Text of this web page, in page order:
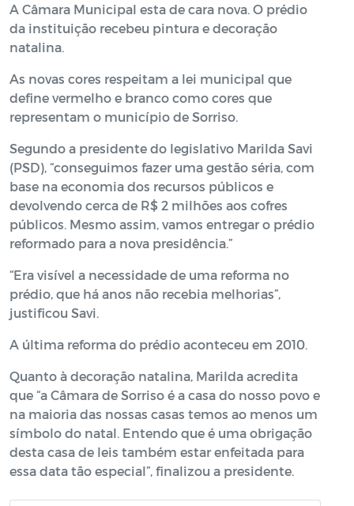
A Câmara Municipal esta de cara nova. O prédio
da instituição recebeu pintura e decoração
natalina.
As novas cores respeitam a lei municipal que
define vermelho e branco como cores que
representam o município de Sorriso.
Segundo a presidente do legislativo Marilda Savi
(PSD), “conseguimos fazer uma gestão séria, com
base na economia dos recursos públicos e
devolvendo cerca de R$ 2 milhões aos cofres
públicos. Mesmo assim, vamos entregar o prédio
reformado para a nova presidência.”
“Era visível a necessidade de uma reforma no
prédio, que há anos não recebia melhorias”,
justificou Savi.
A última reforma do prédio aconteceu em 2010.
Quanto à decoração natalina, Marilda acredita
que “a Câmara de Sorriso é a casa do nosso povo e
na maioria das nossas casas temos ao menos um
símbolo do natal. Entendo que é uma obrigação
desta casa de leis também estar enfeitada para
essa data tão especial”, finalizou a presidente.